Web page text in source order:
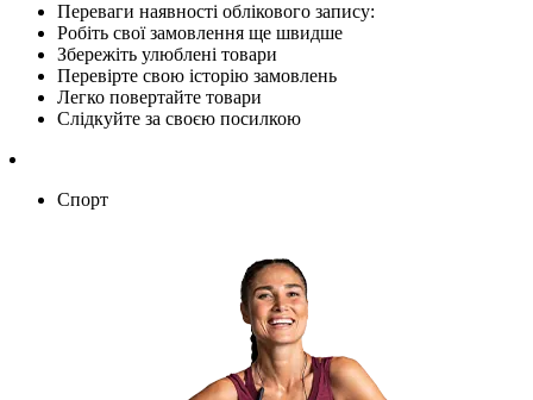
Переваги наявності облікового запису:
Робіть свої замовлення ще швидше
Збережіть улюблені товари
Перевірте свою історію замовлень
Легко повертайте товари
Слідкуйте за своєю посилкою
Спорт